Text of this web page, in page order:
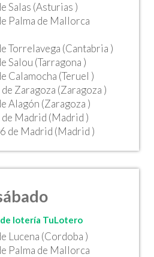
Salas (Asturias )
Palma de Mallorca
Torrelavega (Cantabria )
Salou (Tarragona )
Calamocha (Teruel )
Zaragoza (Zaragoza )
Alagón (Zaragoza )
Madrid (Madrid )
de Madrid (Madrid )
lotería TuLotero
Lucena (Cordoba )
Palma de Mallorca